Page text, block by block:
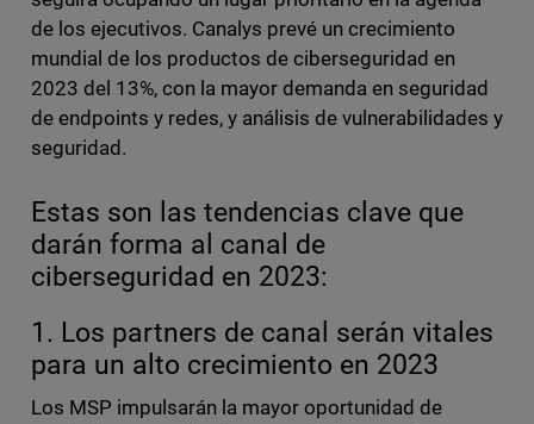
de los ejecutivos. Canalys prevé un crecimiento
mundial de los productos de ciberseguridad en
2023 del 13%, con la mayor demanda en seguridad
de endpoints y redes, y análisis de vulnerabilidades y
seguridad.
Estas son las tendencias clave que
darán forma al canal de
ciberseguridad en 2023:
1. Los partners de canal serán vitales
para un alto crecimiento en 2023
Los MSP impulsarán la mayor oportunidad de